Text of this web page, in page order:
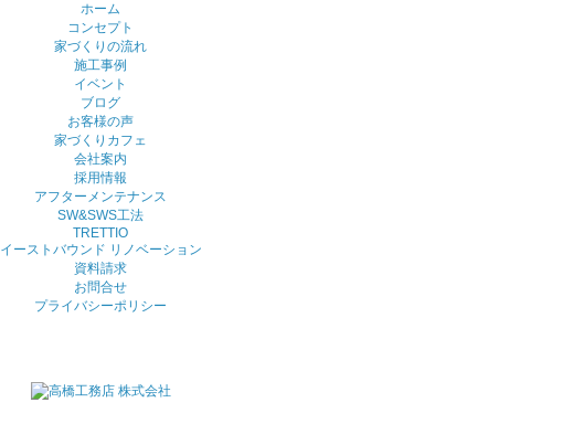
ホーム
コンセプト
家づくりの流れ
施工事例
イベント
ブログ
お客様の声
家づくりカフェ
会社案内
採用情報
アフターメンテナンス
SW&SWS工法
TRETTIO
イーストバウンド リノベーション
資料請求
お問合せ
プライバシーポリシー